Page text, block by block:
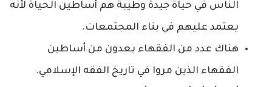
الناس في حياة جيدة وطيبة هم أساطين الحياة لأنه
يعتمد عليهم في بناء المجتمعات.
هناك عدد من الفقهاء يعدون من أساطين
الفقهاء الذين مروا في تاريخ الفقه الإسلامي.